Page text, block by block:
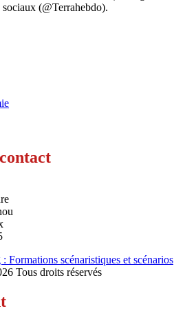
(@Terrahebdo).
Formations scénaristiques et scénarios
Tous droits réservés